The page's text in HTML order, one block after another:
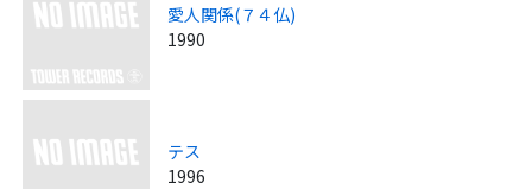
愛人関係(７４仏)
1990
テス
1996